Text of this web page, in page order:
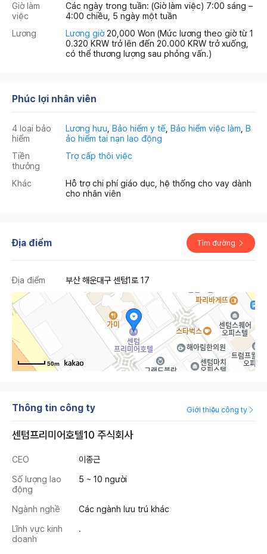
Giờ làm
việc
Các ngày trong tuần: (Giờ làm việc) 7:00 sáng –
4:00 chiều, 5 ngày một tuần
Lương
Lương giờ 20,000 Won (Mức lương theo giờ từ 1
0.320 KRW trở lên đến 20.000 KRW trở xuống,
có thể thương lượng sau phỏng vấn.)
Phúc lợi nhân viên
4 loại bảo
hiểm
Lương hưu Bảo hiểm y tế Bảo hiểm việc làm B
ảo hiểm tai nạn lao động
Tiền
thưởng
Trợ cấp thôi việc
Khác
Hỗ trợ chi phí giáo dục, hệ thống cho vay dành
cho nhân viên
Địa điểm Tìm đường
Địa điểm 부산 해운대구 센텀1로 17
50m
Thông tin công ty Giới thiệu công ty
센텀프리미어호텔10 주식회사
CEO
이종근
Số lượng lao
động
5 ~ 10 người
Ngành nghề
Các ngành lưu trú khác
Lĩnh vực kinh
doanh
.